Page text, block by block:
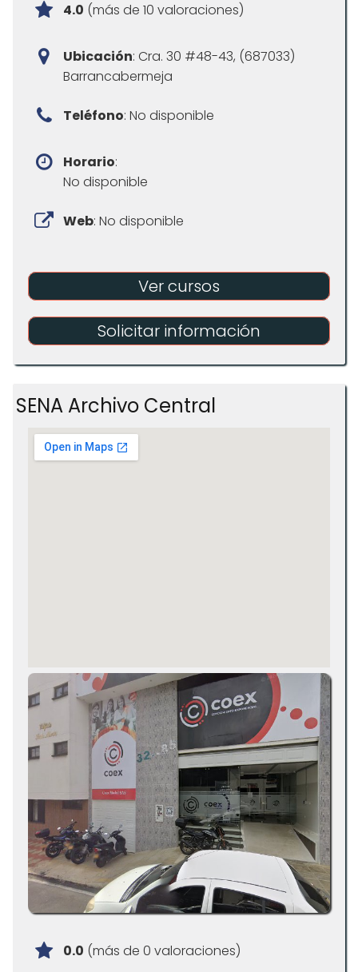
4.0 (más de 10 valoraciones)
Ubicación: Cra. 30 #48-43, (687033)
Barrancabermeja
Teléfono: No disponible
Horario:
No disponible
Web: No disponible
Ver cursos
Solicitar información
SENA Archivo Central
0.0 (más de 0 valoraciones)